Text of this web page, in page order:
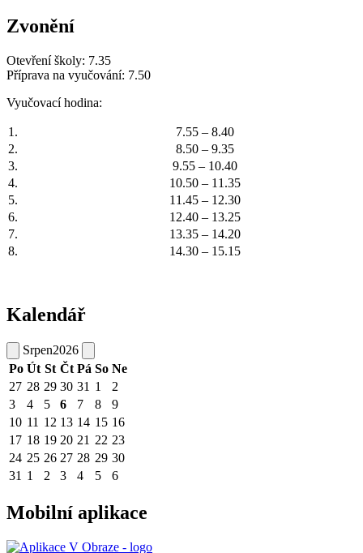
Zvonění
Otevření školy: 7.35
Příprava na vyučování: 7.50
Vyučovací hodina:
1.
7.55 – 8.40
2.
8.50 – 9.35
3.
9.55 – 10.40
4.
10.50 – 11.35
5.
11.45 – 12.30
6.
12.40 – 13.25
7.
13.35 – 14.20
8.
14.30 – 15.15
Kalendář
Srpen2026
Po Út St Čt Pá So Ne
27 28 29 30 31 1
2
3
4 5 6 7 8
9
10 11 12 13 14 15 16
17 18 19 20 21 22 23
24 25 26 27 28 29 30
31 1 2 3 4 5 6
Mobilní aplikace